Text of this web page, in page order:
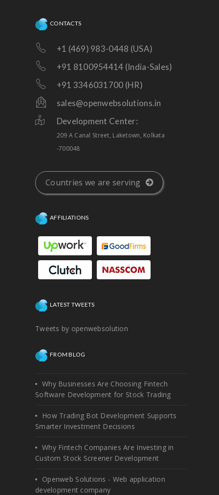
CONTACTS
+1 (469) 983-0448 (USA)
+91 8100954414 (India-Sales)
+91 3346031700 (HR)
sales@openwebsolutions.in
Development Center:
209 A Canal Street, Laketown, Kolkata
-700048
Countries we are serving
AFFILIATIONS
LATEST TWEETS
Tweets by openwebsolution
FROM BLOG
Why Businesses Are Choosing Fintech
Software Development for Stock Trading
How Trading Bot Development Supports
Smarter Investment Decisions
Why Fintech Companies Are Investing in
Custom Stock Screener Development
Openweb Solutions - Web application
development company